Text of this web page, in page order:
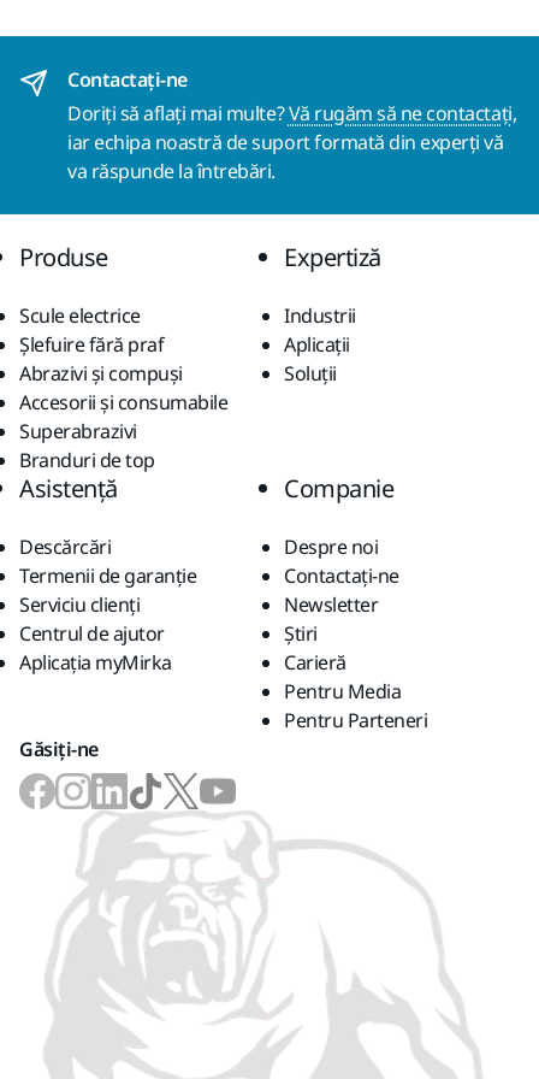
Contactaţi-ne
Doriți să aflați mai multe?Vă rugăm să ne contactați,
iar echipa noastră de suport formată din experți vă
va răspunde la întrebări.
Produse
Scule electrice
Șlefuire fără praf
Abrazivi și compuși
Accesorii și consumabile
Superabrazivi
Branduri de top
Expertiză
Industrii
Aplicații
Soluții
Asistență
Descărcări
Termenii de garanție
Serviciu clienți
Centrul de ajutor
Aplicația myMirka
Companie
Despre noi
Contactaţi-ne
Newsletter
Știri
Carieră
Pentru Media
Pentru Parteneri
Găsiți-ne